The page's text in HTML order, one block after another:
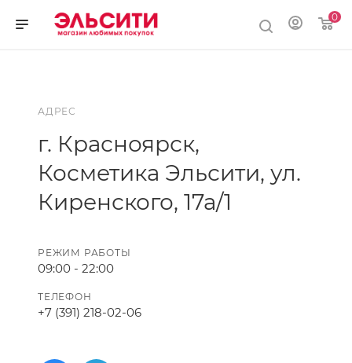
0
АДРЕС
г. Красноярск,
Косметика Эльсити, ул.
Киренского, 17а/1
РЕЖИМ РАБОТЫ
09:00 - 22:00
ТЕЛЕФОН
+7 (391) 218-02-06